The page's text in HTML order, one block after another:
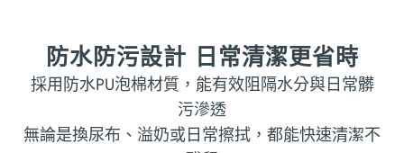
防水防污設計 日常清潔更省時
採用防水PU泡棉材質，能有效阻隔水分與日常髒
污滲透
無論是換尿布、溢奶或日常擦拭，都能快速清潔不